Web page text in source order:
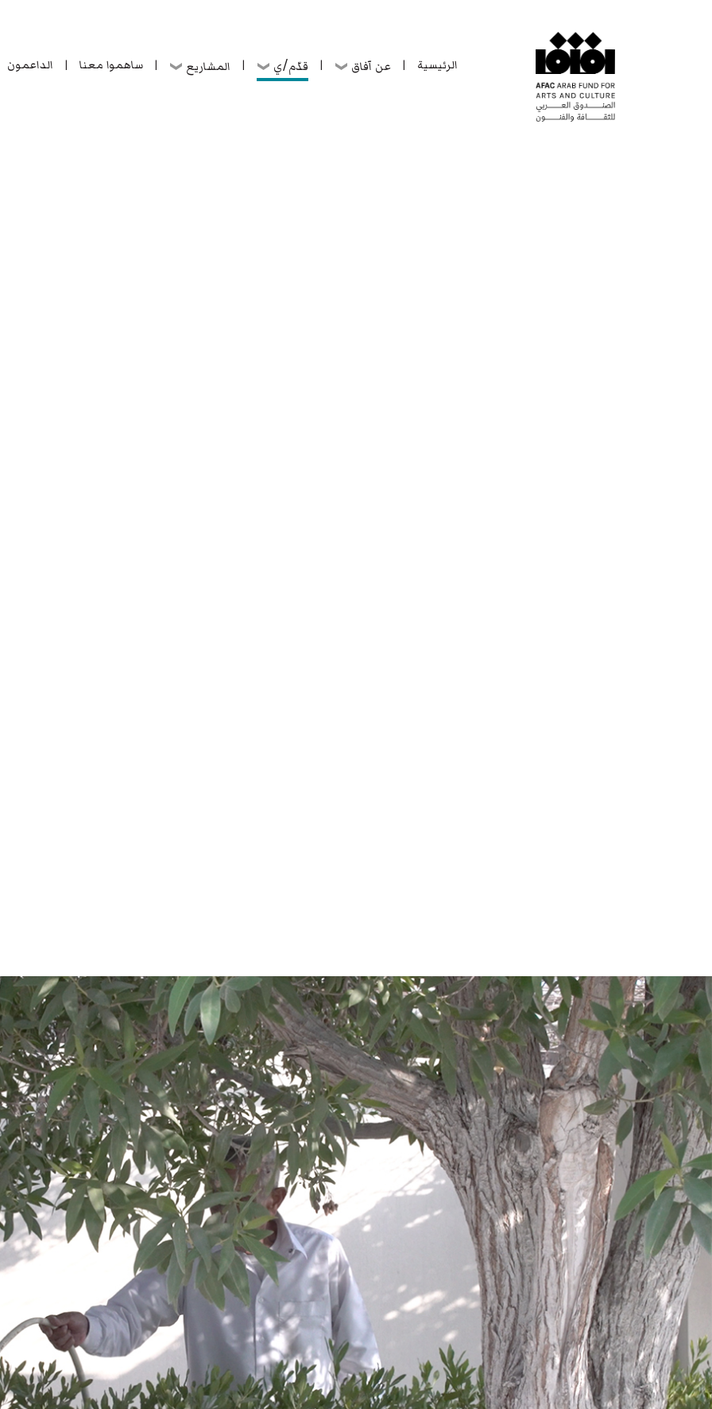
الرئيسية | عن آفاق | قدّم/ي | المشاريع | ساهموا معنا | الداعمون